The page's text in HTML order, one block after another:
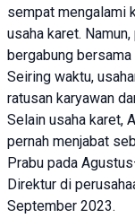
sempat mengalami
usaha karet.
bergabung
Seiring waktu,
ratusan karyawan
Selain usaha karet,
pernah menjabat
Prabu pada
Direktur di
September 2023.